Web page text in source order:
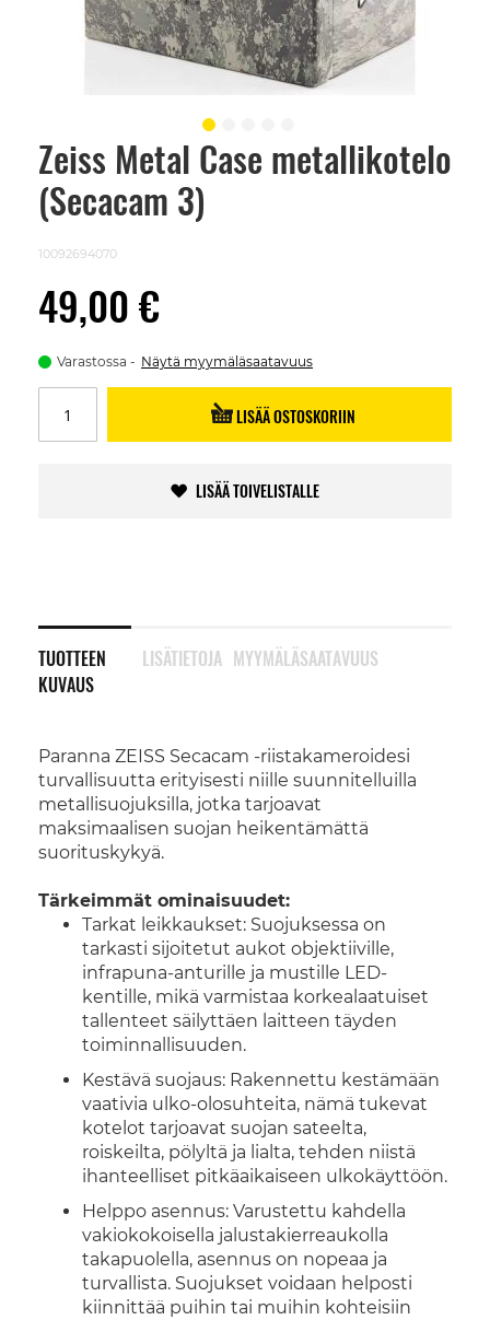
Zeiss Metal Case metallikotelo
(Secacam 3)
10092694070
49,00 €
Varastossa Näytä myymäläsaatavuus
LISÄÄ OSTOSKORIIN
LISÄÄ TOIVELISTALLE
TUOTTEEN
KUVAUS
Paranna ZEISS Secacam -riistakameroidesi
turvallisuutta erityisesti niille suunnitelluilla
metallisuojuksilla, jotka tarjoavat
maksimaalisen suojan heikentämättä
suorituskykyä.
Tärkeimmät ominaisuudet:
Tarkat leikkaukset: Suojuksessa on
tarkasti sijoitetut aukot objektiiville,
infrapuna-anturille ja mustille LED-
kentille, mikä varmistaa korkealaatuiset
tallenteet säilyttäen laitteen täyden
toiminnallisuuden.
Kestävä suojaus: Rakennettu kestämään
vaativia ulko-olosuhteita, nämä tukevat
kotelot tarjoavat suojan sateelta,
roiskeilta, pölyltä ja lialta, tehden niistä
ihanteelliset pitkäaikaiseen ulkokäyttöön.
Helppo asennus: Varustettu kahdella
vakiokokoisella jalustakierreaukolla
takapuolella, asennus on nopeaa ja
turvallista. Suojukset voidaan helposti
kiinnittää puihin tai muihin kohteisiin
LISÄTIETOJA MYYMÄLÄSAATAVUUS
Skip
beginning
images